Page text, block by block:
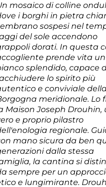
mosaico di colline
i borghi in pietra
sospesi nel
del sole accendono
dorati. In questa
prende vita un
splendido, capace
lo spirito più
e conviviale della
meridionale. Lo
Maison Joseph Drouhin,
e proprio pilastro
regionale.
mano sicura da ben
dalla stessa
la cantina si
sempre per un
e lungimirante.